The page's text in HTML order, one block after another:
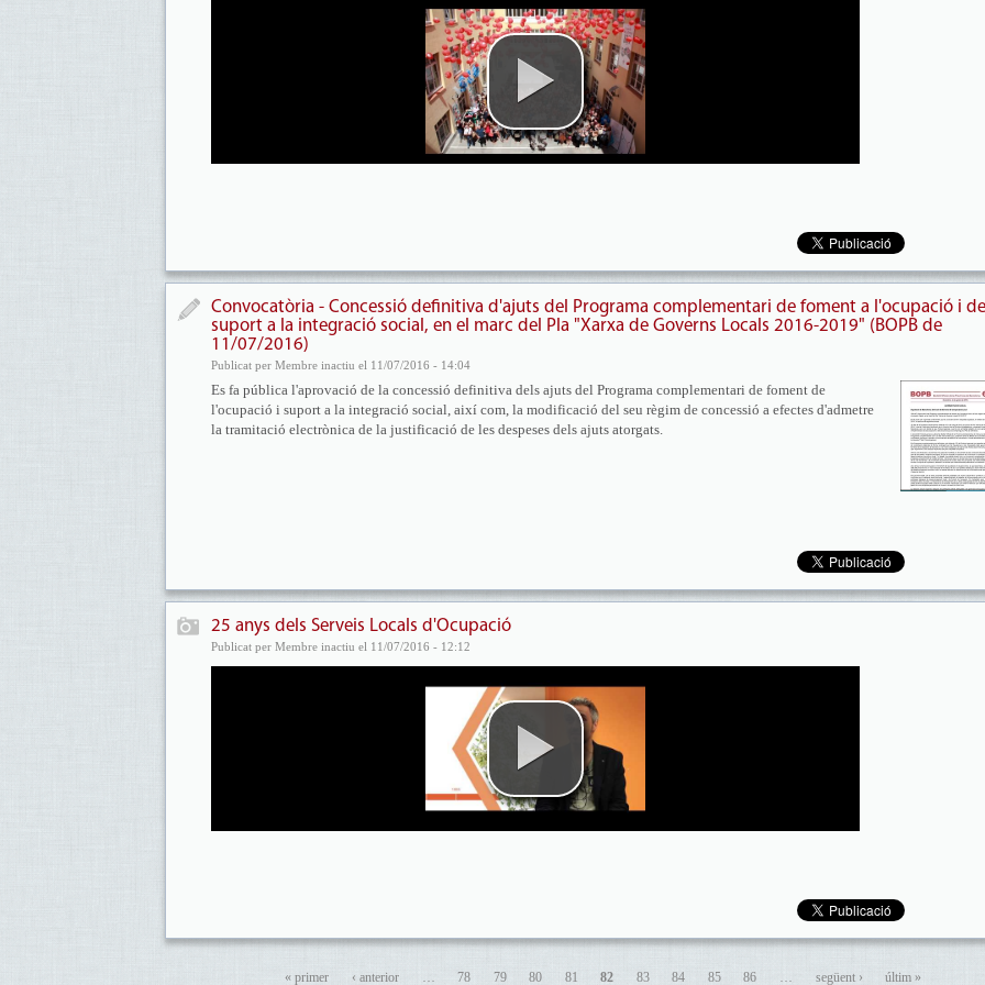
Convocatòria - Concessió definitiva d'ajuts del Programa complementari de foment a l'ocupació i de
suport a la integració social, en el marc del Pla "Xarxa de Governs Locals 2016-2019" (BOPB de
11/07/2016)
Publicat per Membre inactiu el 11/07/2016 - 14:04
Es fa pública l'aprovació de la concessió definitiva dels ajuts del Programa complementari de foment de
l'ocupació i suport a la integració social, així com, la modificació del seu règim de concessió a efectes d'admetre
la tramitació electrònica de la justificació de les despeses dels ajuts atorgats.
25 anys dels Serveis Locals d'Ocupació
Publicat per Membre inactiu el 11/07/2016 - 12:12
« primer ‹ anterior … 78 79 80 81 82 83 84 85 86 … següent › últim »